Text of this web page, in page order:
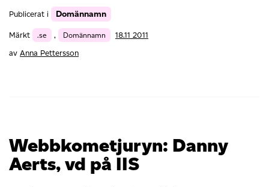
Publicerat i Domännamn
Märkt .se , Domännamn
18.11 2011
av Anna Pettersson
Webbkometjuryn: Danny
Aerts, vd på IIS